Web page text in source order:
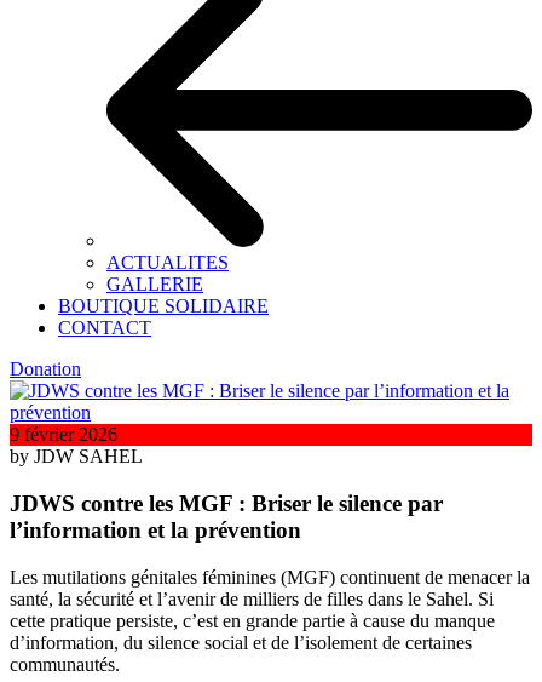
ACTUALITES
GALLERIE
BOUTIQUE SOLIDAIRE
CONTACT
Donation
9 février 2026
by JDW SAHEL
JDWS contre les MGF : Briser le silence par
l’information et la prévention
Les mutilations génitales féminines (MGF) continuent de menacer la
santé, la sécurité et l’avenir de milliers de filles dans le Sahel. Si
cette pratique persiste, c’est en grande partie à cause du manque
d’information, du silence social et de l’isolement de certaines
communautés.